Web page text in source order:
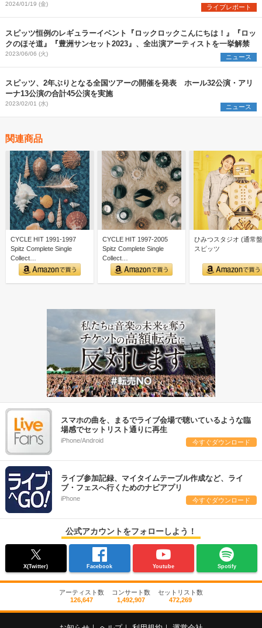
2024/01/19 (金) ライブレポート
スピッツ恒例のレギュラーイベント『ロックロックこんにちは！』『ロッ
クのほそ道』『豊洲サンセット2023』、全出演アーティストを一挙解禁
2023/06/06 (火) ニュース
スピッツ、2年ぶりとなる全国ツアーの開催を発表 ホール32公演・アリ
ーナ13公演の合計45公演を実施
2023/02/01 (水) ニュース
関連商品
CYCLE HIT 1991-1997
Spitz Complete Single
Collect…
CYCLE HIT 1997-2005
Spitz Complete Single
Collect…
ひみつスタジオ (通常
スピッツ
スマホの曲を、まるでライブ会場で聴いているような臨
場感でセットリスト通りに再生
iPhone/Android 今すぐダウンロード
ライブ参加記録、マイタイムテーブル作成など、ライ
ブ・フェスへ行くためのナビアプリ
iPhone 今すぐダウンロード
公式アカウントをフォローしよう！
X(Twitter) Facebook Youtube Spotify
アーティスト数
126,647
コンサート数
1,492,907
セットリスト数
472,269